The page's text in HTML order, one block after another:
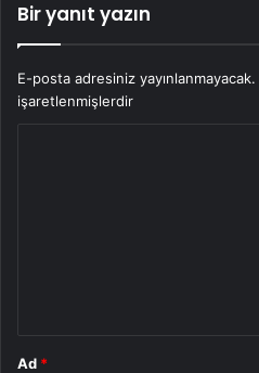
Bir yanıt yazın
E-posta adresiniz yayınlanmayacak.
işaretlenmişlerdir
Ad *